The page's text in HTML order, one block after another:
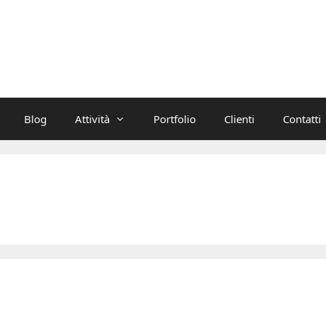
Blog Attività Portfolio Clienti Contatti